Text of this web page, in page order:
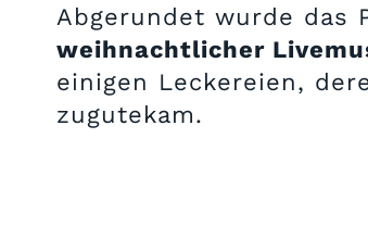
Abgerundet wurde das
weihnachtlicher
einigen Leckereien,
zugutekam.